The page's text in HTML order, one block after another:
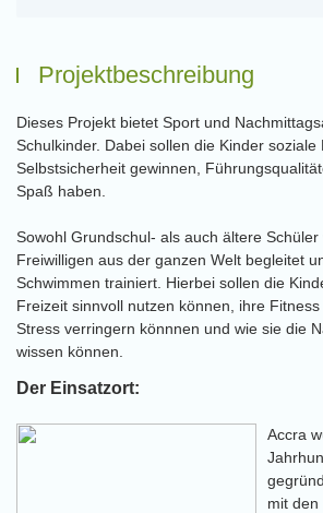
Projektbeschreibung
Dieses Projekt bietet Sport und
Schulkinder. Dabei sollen die Kinder soziale
Selbstsicherheit gewinnen,
Spaß haben.
Sowohl Grundschul- als auch ältere Schüler
Freiwilligen aus der ganzen Welt begleitet
Schwimmen trainiert. Hierbei sollen die
Freizeit sinnvoll nutzen können, ihre Fitness
Stress verringern könnnen und wie sie die
wissen können.
Der Einsatzort:
Accra
mit den